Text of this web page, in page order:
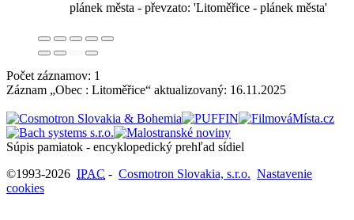
plánek města - převzato: 'Litoměřice - plánek města'
Počet záznamov: 1
Záznam „Obec : Litoměřice“ aktualizovaný: 16.11.2025
Súpis pamiatok - encyklopedický prehľad sídiel
©1993-2026 IPAC - Cosmotron Slovakia, s.r.o. Nastavenie
cookies